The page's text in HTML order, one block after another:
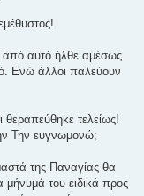
από αυτό ήλθε αμέσως
Ενώ άλλοι παλεύουν
τελείως!
Την ευγνωμονώ;
της Παναγίας θα
του ειδικά προς